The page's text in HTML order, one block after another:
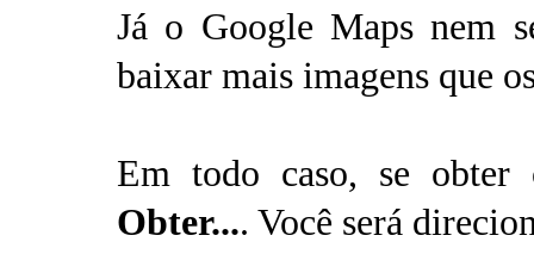
Já o Google Maps nem
baixar mais imagens que
Em todo caso, se
Obter.... Você será